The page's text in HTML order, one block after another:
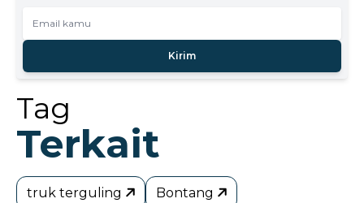
Kirim
Tag
Terkait
truk terguling Bontang